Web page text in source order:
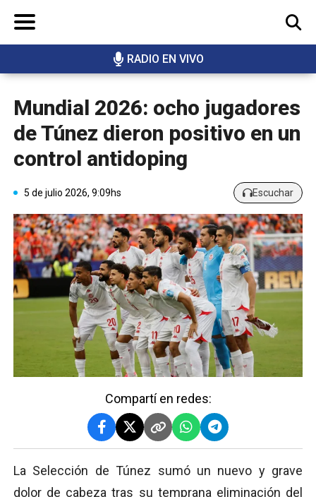
RADIO EN VIVO
BUSCAR
Mundial 2026: ocho jugadores
de Túnez dieron positivo en un
control antidoping
5 de julio 2026, 9:09hs Escuchar
Compartí en redes:
La Selección de Túnez sumó un nuevo y grave
dolor de cabeza tras su temprana eliminación del